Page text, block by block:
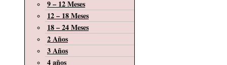
9 – 12 Meses
12 – 18 Meses
18 – 24 Meses
2 Años
3 Años
4 años